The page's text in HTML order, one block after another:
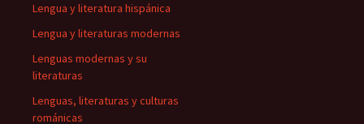
Lengua y literatura hispánica
Lengua y literaturas modernas
Lenguas modernas y su
literaturas
Lenguas, literaturas y culturas
románicas